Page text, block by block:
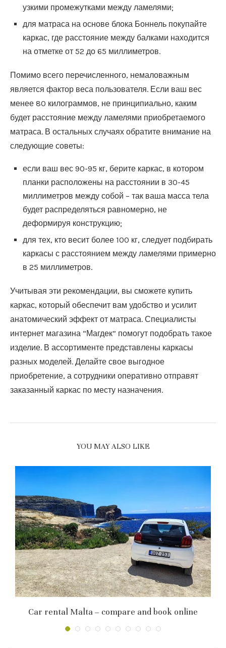
узкими промежутками между ламелями;
для матраса на основе блока Боннель покупайте
каркас, где расстояние между балками находится
на отметке от 52 до 65 миллиметров.
Помимо всего перечисленного, немаловажным
является фактор веса пользователя. Если ваш вес
менее 80 килограммов, не принципиально, каким
будет расстояние между ламелями приобретаемого
матраса. В остальных случаях обратите внимание на
следующие советы:
если ваш вес 90-95 кг, берите каркас, в котором
планки расположены на расстоянии в 30-45
миллиметров между собой – так ваша масса тела
будет распределяться равномерно, не
деформируя конструкцию;
для тех, кто весит более 100 кг, следует подбирать
каркасы с расстоянием между ламелями примерно
в 25 миллиметров.
Учитывая эти рекомендации, вы сможете купить
каркас, который обеспечит вам удобство и усилит
анатомический эффект от матраса. Специалисты
интернет магазина “Магдек” помогут подобрать такое
изделие. В ассортименте представлены каркасы
разных моделей. Делайте свое выгодное
приобретение, а сотрудники оперативно отправят
заказанный каркас по месту назначения.
YOU MAY ALSO LIKE
Car rental Malta – compare and book online